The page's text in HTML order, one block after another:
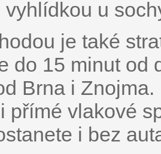
u
je také
do 15 minut od
Brna i
přímé vlakové
i bez